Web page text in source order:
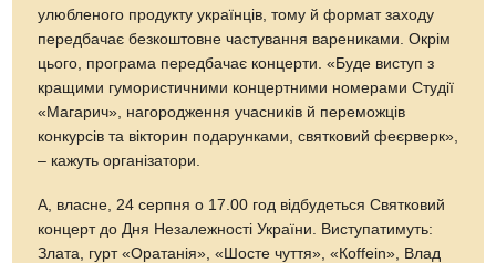
улюбленого продукту українців, тому й формат заходу
передбачає безкоштовне частування варениками. Окрім
цього, програма передбачає концерти. «Буде виступ з
кращими гумористичними концертними номерами Студії
«Магарич», нагородження учасників й переможців
конкурсів та вікторин подарунками, святковий феєрверк»,
– кажуть організатори.
А, власне, 24 серпня о 17.00 год відбудеться Святковий
концерт до Дня Незалежності України. Виступатимуть:
Злата, гурт «Оратанія», «Шосте чуття», «Кoffein», Влад